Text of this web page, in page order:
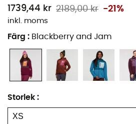
1739,44 kr 2189,00 kr -21%
inkl. moms
Färg : Blackberry and Jam
Storlek :
För dina höstvandringar i bergen
en lördagseftermiddag i staden,
komforten med
Trico Hybrid
kvinnor
ger dig en mysig värme